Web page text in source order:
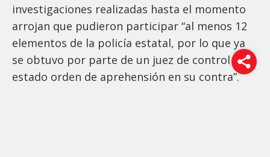
investigaciones realizadas hasta el momento
arrojan que pudieron participar “al menos 12
elementos de la policía estatal, por lo que ya
se obtuvo por parte de un juez de control del
estado orden de aprehensión en su contra”.